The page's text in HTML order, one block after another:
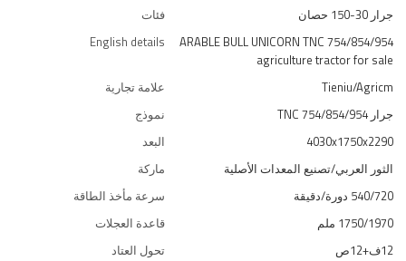
فئات
جرار 30-150 حصان
English details
ARABLE BULL UNICORN TNC 754/854/954
agriculture tractor for sale
علامة تجارية
Tieniu/Agricm
نموذج
جرار TNC 754/854/954
البعد
4030x1750x2290
ماركة
الثور العربي/تصنيع المعدات الأصلية
سرعة مأخذ الطاقة
540/720 دورة/دقيقة
قاعدة العجلات
1750/1970 ملم
تحول العتاد
12ف+12ص